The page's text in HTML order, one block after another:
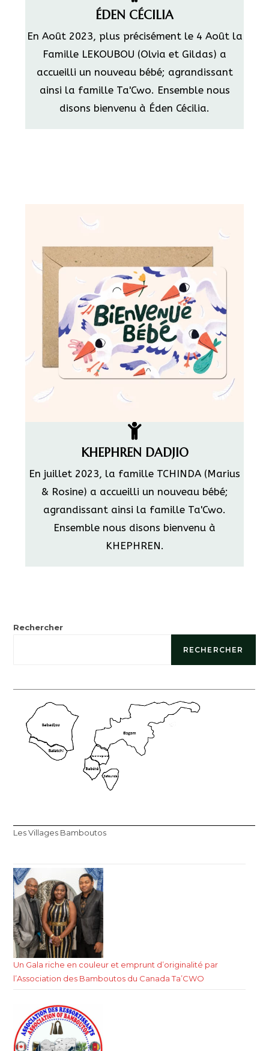
ÉDEN CÉCILIA
En Août 2023, plus précisément le 4 Août la
Famille LEKOUBOU (Olvia et Gildas) a
accueilli un nouveau bébé; agrandissant
ainsi la famille Ta'Cwo. Ensemble nous
disons bienvenu à Éden Cécilia.
KHEPHREN DADJIO
En juillet 2023, la famille TCHINDA (Marius
& Rosine) a accueilli un nouveau bébé;
agrandissant ainsi la famille Ta'Cwo.
Ensemble nous disons bienvenu à
KHEPHREN.
Rechercher
RECHERCHER
Les Villages Bamboutos
Un Gala riche en couleur et emprunt d’originalité par
l’Association des Bamboutos du Canada Ta’CWO